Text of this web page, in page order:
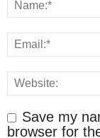
Save my
browser for